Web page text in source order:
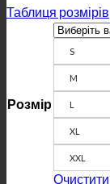
Таблиця розмірів
Розмір
S
M
L
XL
XXL
Очистити